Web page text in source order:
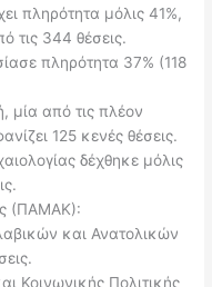
πληρότητα μόλις 41%,
τις 344 θέσεις.
πληρότητα 37% (118
μία από τις πλέον
125 κενές θέσεις.
δέχθηκε μόλις
(ΠΑΜΑΚ):
και Ανατολικών
Κοινωνικής Πολιτικής